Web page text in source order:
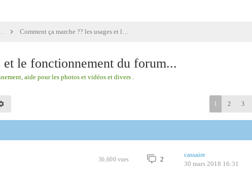
présentation Comment ça marche ?? les usages et le fonctionnement du forum...
et le fonctionnement du forum...
aide pour les photos et vidéos et divers .
1 2 3
36,600 vues 2
cassaire
30 mars 2018 16:31